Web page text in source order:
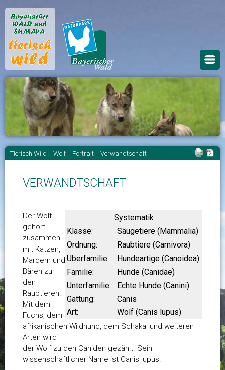
Tierisch Wild : Wolf : Portrait : Verwandtschaft
VERWANDTSCHAFT
Systematik
Klasse:
Säugetiere (Mammalia)
Ordnung:
Raubtiere (Carnivora)
Überfamilie:
Hundeartige (Canoidea)
Familie:
Hunde (Canidae)
Unterfamilie:
Echte Hunde (Canini)
Gattung:
Canis
Art:
Wolf (Canis lupus)
Der Wolf
gehört
zusammen
mit Katzen,
Mardern und
Bären zu
den
Raubtieren.
Mit dem
Fuchs, dem
afrikanischen Wildhund, dem Schakal und weiteren
Arten wird
der Wolf zu den Caniden gezählt. Sein
wissenschaftlicher Name ist Canis lupus.